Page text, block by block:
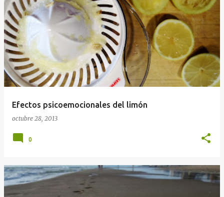
Efectos psicoemocionales del limón
octubre 28, 2013
0